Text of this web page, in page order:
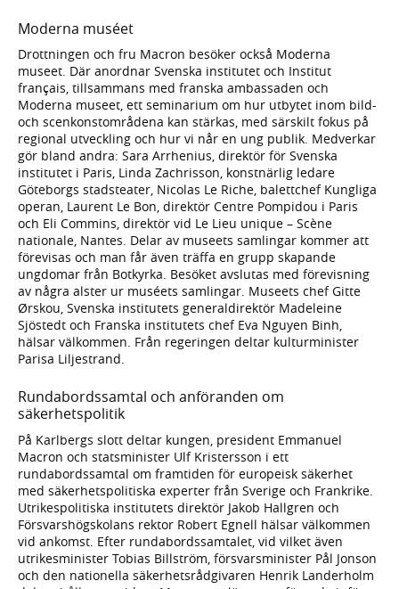
Moderna muséet
Drottningen och fru Macron besöker också Moderna
museet. Där anordnar Svenska institutet och Institut
français, tillsammans med franska ambassaden och
Moderna museet, ett seminarium om hur utbytet inom bild-
och scenkonstområdena kan stärkas, med särskilt fokus på
regional utveckling och hur vi når en ung publik. Medverkar
gör bland andra: Sara Arrhenius, direktör för Svenska
institutet i Paris, Linda Zachrisson, konstnärlig ledare
Göteborgs stadsteater, Nicolas Le Riche, balettchef Kungliga
operan, Laurent Le Bon, direktör Centre Pompidou i Paris
och Eli Commins, direktör vid Le Lieu unique – Scène
nationale, Nantes. Delar av museets samlingar kommer att
förevisas och man får även träffa en grupp skapande
ungdomar från Botkyrka. Besöket avslutas med förevisning
av några alster ur muséets samlingar. Museets chef Gitte
Ørskou, Svenska institutets generaldirektör Madeleine
Sjöstedt och Franska institutets chef Eva Nguyen Binh,
hälsar välkommen. Från regeringen deltar kulturminister
Parisa Liljestrand.
Rundabordssamtal och anföranden om
säkerhetspolitik
På Karlbergs slott deltar kungen, president Emmanuel
Macron och statsminister Ulf Kristersson i ett
rundabordssamtal om framtiden för europeisk säkerhet
med säkerhetspolitiska experter från Sverige och Frankrike.
Utrikespolitiska institutets direktör Jakob Hallgren och
Försvarshögskolans rektor Robert Egnell hälsar välkommen
vid ankomst. Efter rundabordssamtalet, vid vilket även
utrikesminister Tobias Billström, försvarsminister Pål Jonson
och den nationella säkerhetsrådgivaren Henrik Landerholm